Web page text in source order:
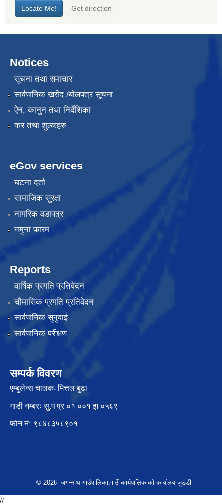
Notices
सूचना तथा समाचार
सार्वजनिक खरीद /बोलपत्र सूचना
ऐन, कानुन तथा निर्देशिका
कर तथा शुल्कहरु
eGov services
घटना दर्ता
सामाजिक सुरक्षा
नागरिक वडापत्र
नमुना फारम
Reports
वार्षिक प्रगति प्रतिवेदन
चौमासिक प्रगति प्रतिवेदन
सार्वजनिक सुनुवाई
सार्वजनिक परीक्षण
सम्पर्क विवरण
एम्बुलेन्स चालकः मित्तल बुढा
गाडी नम्बरः सु.प.प्र ०१ ००१ झ ०५६९
फोन नंः ९८४८३५८९०१
© 2026 जगन्नाथ गाउँपालिका,गाउँ कार्यपालिकाको कार्यालय जुड्डी
//